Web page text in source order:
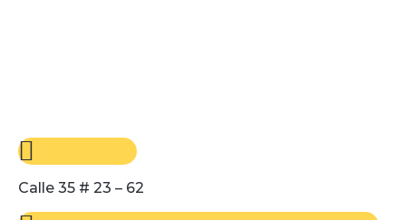
Calle 35 # 23 – 62